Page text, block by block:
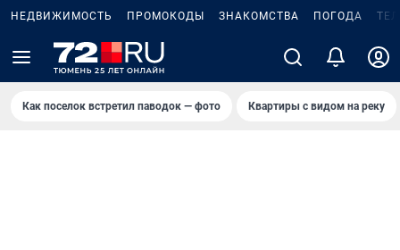
НЕДВИЖИМОСТЬ ПРОМОКОДЫ ЗНАКОМСТВА ПОГОДА
Как поселок встретил паводок — фото Квартиры с видом на реку